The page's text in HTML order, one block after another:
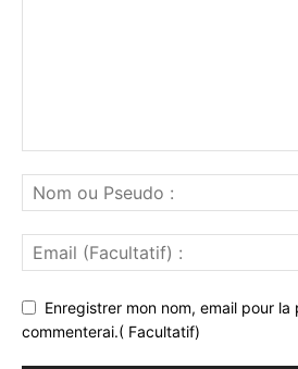
Enregistrer mon nom, email pour
commenterai.( Facultatif)